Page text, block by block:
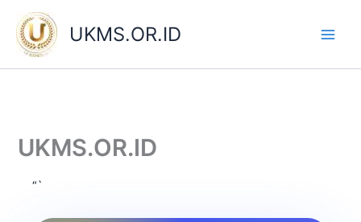
content
UKMS.OR.ID
UKMS.OR.ID
“`